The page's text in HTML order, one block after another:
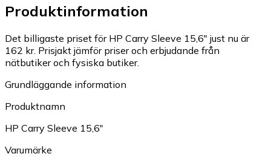
Produktinformation
Det billigaste priset för HP Carry Sleeve 15,6" just nu är
162 kr. Prisjakt jämför priser och erbjudande från
nätbutiker och fysiska butiker.
Grundläggande information
Produktnamn
HP Carry Sleeve 15,6"
Varumärke